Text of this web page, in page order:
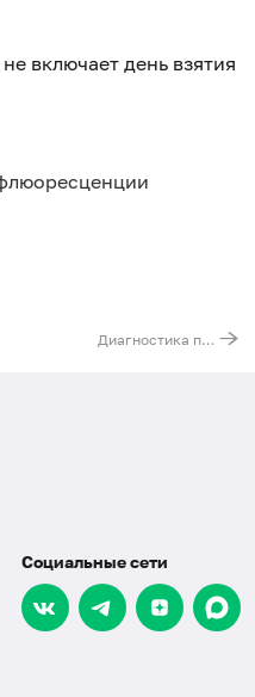
включает день взятия
Диагностика паранеопластических энцефалитов (антитела к антигенам белого и серого вещества мозга (Yo-1, Hu, Ri) и мембранному антигену (Ma)
Социальные сети